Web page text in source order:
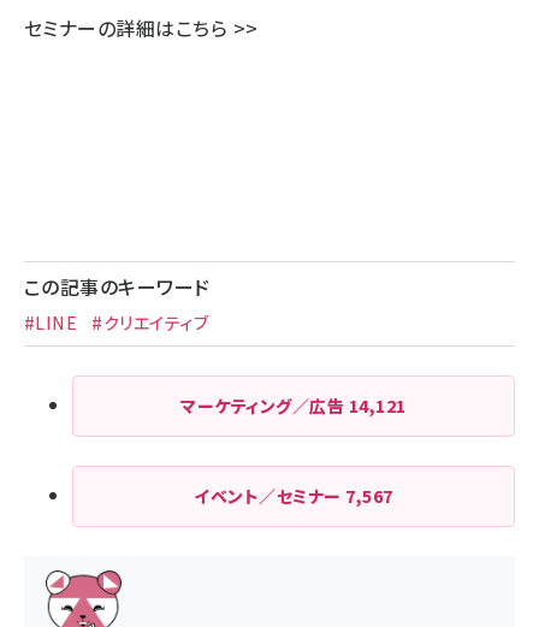
セミナーの詳細はこちら >>
この記事のキーワード
#LINE #クリエイティブ
マーケティング／広告 14,121
イベント／セミナー 7,567